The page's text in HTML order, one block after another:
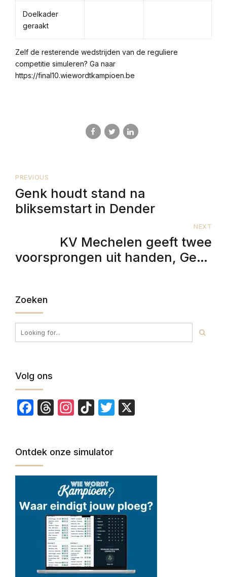
Doelkader
geraakt
Zelf de resterende wedstrijden van de reguliere
competitie simuleren? Ga naar
https://final10.wiewordtkampioen.be
PREVIOUS
Genk houdt stand na
bliksemstart in Dender
NEXT
KV Mechelen geeft twee
voorsprongen uit handen, Genk
Zoeken
Volg ons
Facebook
Threads
Instagram
TikTokTwitter
Ontdek onze simulator